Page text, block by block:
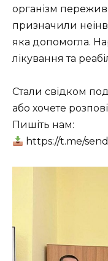
організм
призначили
яка допомогла.
лікування та
Стали свідком
або хочете
Пишіть нам:
https://t.me/